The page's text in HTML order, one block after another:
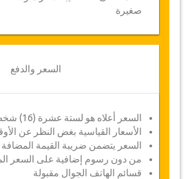
صغيرة
السعر والدفع
السعر أعلاه هو لستة عشرة (16) شخصا
الأسعار القياسية بغض النظر عن
السعر يتضمن ضريبة القيمة المضافة
من دون رسوم إضافية على السعر
قسائم الهاتف الجوال مقبولة